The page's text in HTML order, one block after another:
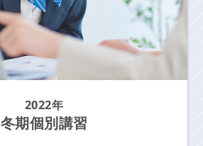
2022年
冬期個別講習